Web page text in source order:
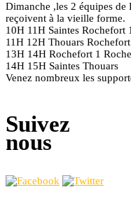
Dimanche ,les 2 équipes de
reçoivent à la vieille forme.
10H 11H Saintes Rochefort
11H 12H Thouars
13H 14H Rochefort 1
14H 15H Saintes Thouars
Venez nombreux les
Suivez
nous